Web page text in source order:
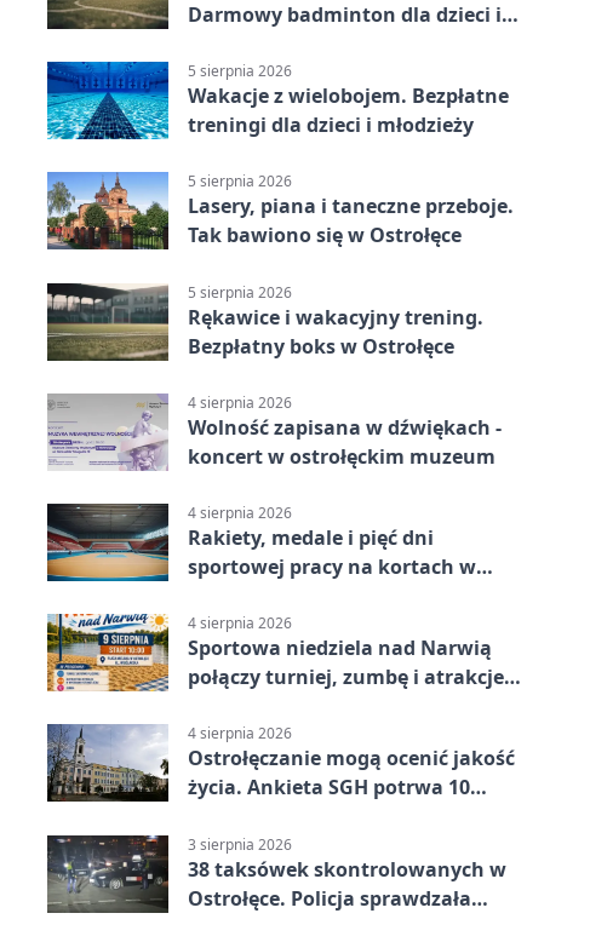
Darmowy badminton dla dzieci i
5 sierpnia 2026
Wakacje z wielobojem. Bezpłatne
treningi dla dzieci i młodzieży
5 sierpnia 2026
Lasery, piana i taneczne przeboje.
Tak bawiono się w Ostrołęce
5 sierpnia 2026
Rękawice i wakacyjny trening.
Bezpłatny boks w Ostrołęce
4 sierpnia 2026
Wolność zapisana w dźwiękach -
koncert w ostrołęckim muzeum
4 sierpnia 2026
Rakiety, medale i pięć dni
sportowej pracy na kortach w
4 sierpnia 2026
Sportowa niedziela nad Narwią
połączy turniej, zumbę i atrakcje
4 sierpnia 2026
Ostrołęczanie mogą ocenić jakość
życia. Ankieta SGH potrwa 10
3 sierpnia 2026
38 taksówek skontrolowanych w
Ostrołęce. Policja sprawdzała